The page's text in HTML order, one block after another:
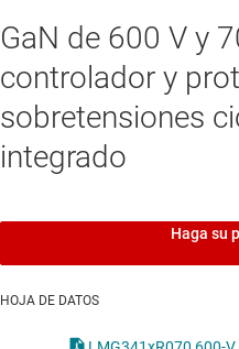
GaN de 600 V y
controlador y
sobretensiones
integrado
Haga su
HOJA DE DATOS